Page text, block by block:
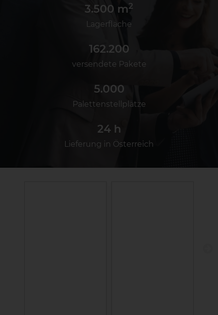
Lagerfläche
3.500 m2
versendete Pakete
162.200
Palettenstellplätze
5.000
Lieferung in Österreich
24 h